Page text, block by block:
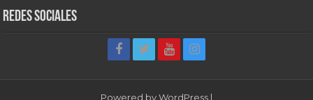
Redes sociales
Powered byWordPress |